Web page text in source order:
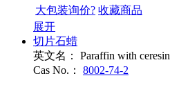
大包装询价? 收藏商品
展开
切片石蜡
英文名：
Paraffin with ceresin
Cas No.：
8002-74-2